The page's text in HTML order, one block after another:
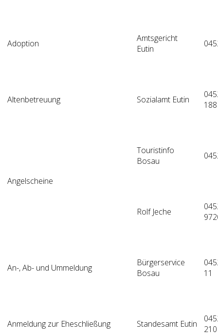
Adoption
Amtsgericht
Eutin
Altenbetreuung Sozialamt Eutin
188
Angelscheine
Touristinfo
Bosau
Rolf Jeche
An-, Ab- und Ummeldung
Bürgerservice
Bosau
11
Anmeldung zur Eheschließung Standesamt Eutin
210